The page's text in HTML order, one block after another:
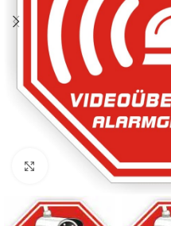
Klicken zum Vergrößern